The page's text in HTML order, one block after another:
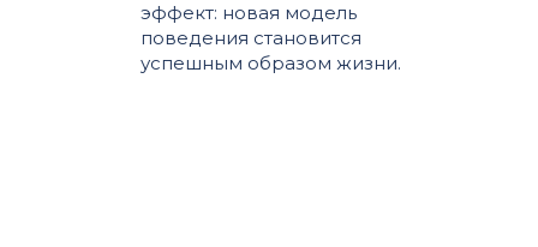
эффект: новая модель
поведения становится
успешным образом жизни.